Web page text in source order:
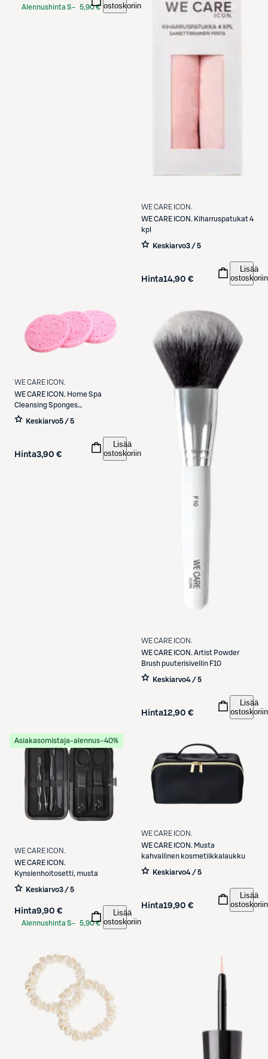
Alennushinta S- 5,90 € ostoskoriin
WE CARE ICON.
WE CARE ICON. Kiharruspatukat 4
kpl
Keskiarvo3 / 5
Hinta14,90 €
Lisää
ostoskoriin
WE CARE ICON.
WE CARE ICON. Home Spa
Cleansing Sponges
puhdistussieni 3 kpl
Keskiarvo5 / 5
Hinta3,90 €
Lisää
ostoskoriin
WE CARE ICON.
WE CARE ICON. Artist Powder
Brush puuterisivellin F10
Keskiarvo4 / 5
Hinta12,90 €
Lisää
ostoskoriin
Asiakasomistaja-alennus−40%
WE CARE ICON.
WE CARE ICON.
Kynsienhoitosetti, musta
Keskiarvo3 / 5
Hinta9,90 €
Alennushinta S- 5,90 €
Lisää
ostoskoriin
WE CARE ICON.
WE CARE ICON. Musta
kahvallinen kosmetiikkalaukku
Keskiarvo4 / 5
Hinta19,90 €
Lisää
ostoskoriin